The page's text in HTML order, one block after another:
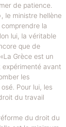
de patience.
le ministre hellène
la
lui, la véritable
que de
Grèce est un
expérimenté avant
les
Pour lui, les
du travail
du droit du